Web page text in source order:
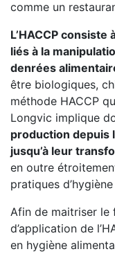
comme un
L’HACCP
liés à la
denrées
être biologiques,
méthode HACCP
Longvic implique
production depuis
jusqu’à leur
en outre
pratiques
Afin de maitriser le
d’application de
en hygiène